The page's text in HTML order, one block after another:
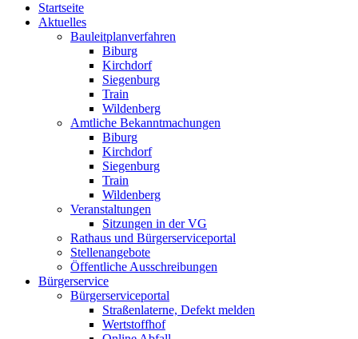
Startseite
Aktuelles
Bauleitplanverfahren
Biburg
Kirchdorf
Siegenburg
Train
Wildenberg
Amtliche Bekanntmachungen
Biburg
Kirchdorf
Siegenburg
Train
Wildenberg
Veranstaltungen
Sitzungen in der VG
Rathaus und Bürgerserviceportal
Stellenangebote
Öffentliche Ausschreibungen
Bürgerservice
Bürgerserviceportal
Straßenlaterne, Defekt melden
Wertstoffhof